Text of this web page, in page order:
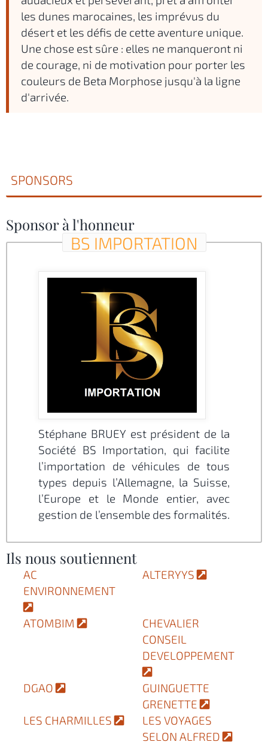
les dunes marocaines, les imprévus du
désert et les défis de cette aventure unique.
Une chose est sûre : elles ne manqueront ni
de courage, ni de motivation pour porter les
couleurs de Beta Morphose jusqu'à la ligne
d'arrivée.
SPONSORS
Sponsor à l'honneur
BS IMPORTATION
Stéphane BRUEY est président de la
Société BS Importation, qui facilite
l’importation de véhicules de tous
types depuis l’Allemagne, la Suisse,
l’Europe et le Monde entier, avec
gestion de l’ensemble des formalités.
Ils nous soutiennent
AC
ENVIRONNEMENT
ALTERYYS
ATOMBIM
CHEVALIER
CONSEIL
DEVELOPPEMENT
DGAO
GUINGUETTE
GRENETTE
LES CHARMILLES
LES VOYAGES
SELON ALFRED